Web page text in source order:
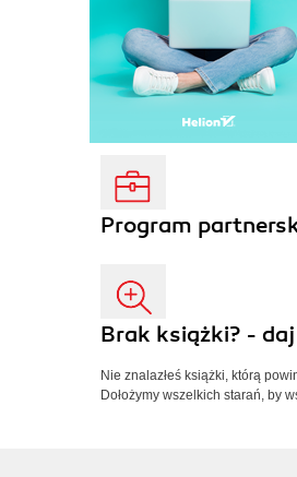
Program
Brak książki? -
Nie znalazłeś książki, którą
Dołożymy wszelkich starań, by